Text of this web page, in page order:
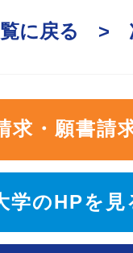
に戻る >
求・願書請
学のHPを見